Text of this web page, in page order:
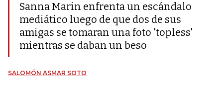
Sanna Marin enfrenta un escándalo
mediático luego de que dos de sus
amigas se tomaran una foto 'topless'
mientras se daban un beso
SALOMÓN ASMAR SOTO